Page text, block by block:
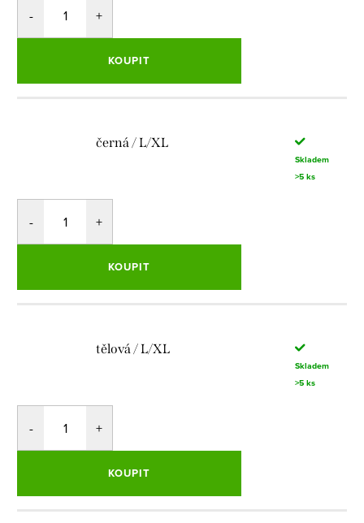
KOUPIT
černá / L/XL
Skladem
>5 ks
KOUPIT
tělová / L/XL
Skladem
>5 ks
KOUPIT